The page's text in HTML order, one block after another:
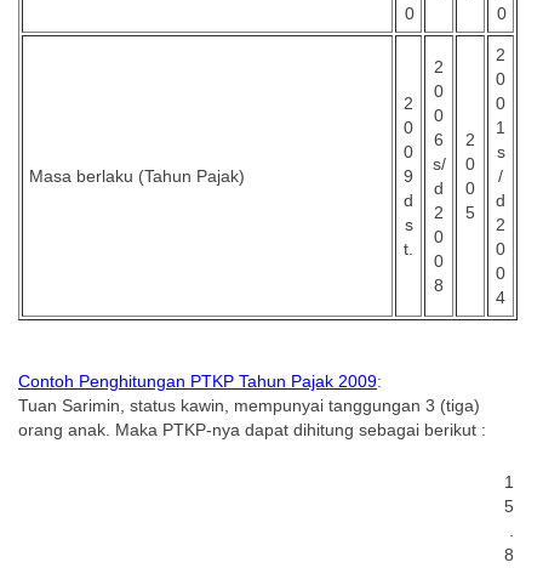
0
0
Masa berlaku (Tahun Pajak)
2
0
0
9
d
s
t.
2
0
0
6
s/
d
2
0
0
8
2
0
0
5
2
0
0
1
s
/
d
2
0
0
4
Contoh Penghitungan PTKP Tahun Pajak 2009:
Tuan Sarimin, status kawin, mempunyai tanggungan 3 (tiga)
orang anak. Maka PTKP-nya dapat dihitung sebagai berikut :
1
5
8